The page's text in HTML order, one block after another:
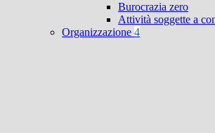
Burocrazia zero
Attività soggette a
Organizzazione 4